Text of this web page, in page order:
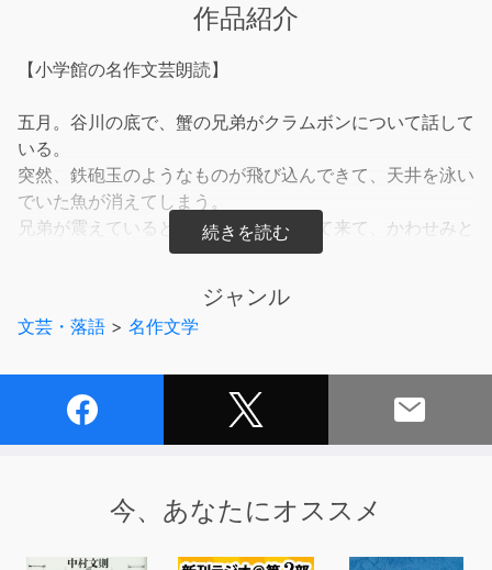
作品紹介
【小学館の名作文芸朗読】
五月。谷川の底で、蟹の兄弟がクラムボンについて話して
いる。
突然、鉄砲玉のようなものが飛び込んできて、天井を泳い
でいた魚が消えてしまう。
兄弟が震えていると、お父さんがやって来て、かわせみと
いう鳥だと教える。
天井から黒い円い大きなものが落ちてくる。
かわせみだと思っていたら、お父さんはやまなしだと言
ジャンル
文芸・落語 > 名作文学
今、あなたにオススメ